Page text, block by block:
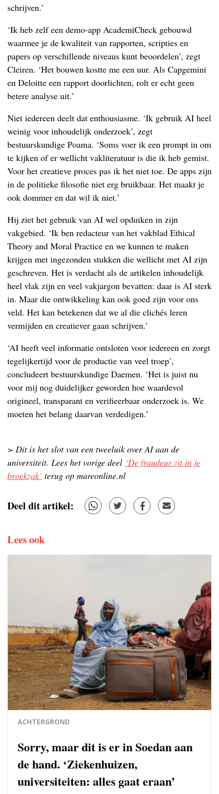
schrijven.’
‘Ik heb zelf een demo-app AcademiCheck gebouwd
waarmee je de kwaliteit van rapporten, scripties en
papers op verschillende niveaus kunt beoordelen’, zegt
Cleiren. ‘Het bouwen kostte me een uur. Als Capgemini
en Deloitte een rapport doorlichten, rolt er echt geen
betere analyse uit.’
Niet iedereen deelt dat enthousiasme. ‘Ik gebruik AI heel
weinig voor inhoudelijk onderzoek’, zegt
bestuurskundige Poama. ‘Soms voer ik een prompt in om
te kijken of er wellicht vakliteratuur is die ik heb gemist.
Voor het creatieve proces pas ik het niet toe. De apps zijn
in de politieke filosofie niet erg bruikbaar. Het maakt je
ook dommer en dat wil ik niet.’
Hij ziet het gebruik van AI wel opduiken in zijn
vakgebied. ‘Ik ben redacteur van het vakblad Ethical
Theory and Moral Practice en we kunnen te maken
krijgen met ingezonden stukken die wellicht met AI zijn
geschreven. Het is verdacht als de artikelen inhoudelijk
heel vlak zijn en veel vakjargon bevatten: daar is AI sterk
in. Maar die ontwikkeling kan ook goed zijn voor ons
veld. Het kan betekenen dat we al die clichés leren
vermijden en creatiever gaan schrijven.’
‘AI heeft veel informatie ontsloten voor iedereen en zorgt
tegelijkertijd voor de productie van veel troep’,
concludeert bestuurskundige Daemen. ‘Het is juist nu
voor mij nog duidelijker geworden hoe waardevol
origineel, transparant en verifieerbaar onderzoek is. We
moeten het belang daarvan verdedigen.’
> Dit is het slot van een tweeluik over AI aan de
universiteit. Lees het vorige deel ‘De fraudeur zit in je
broekzak’ terug op mareonline.nl
Deel dit artikel:
Lees ook
ACHTERGROND
Sorry, maar dit is er in Soedan aan
de hand. ‘Ziekenhuizen,
universiteiten: alles gaat eraan’